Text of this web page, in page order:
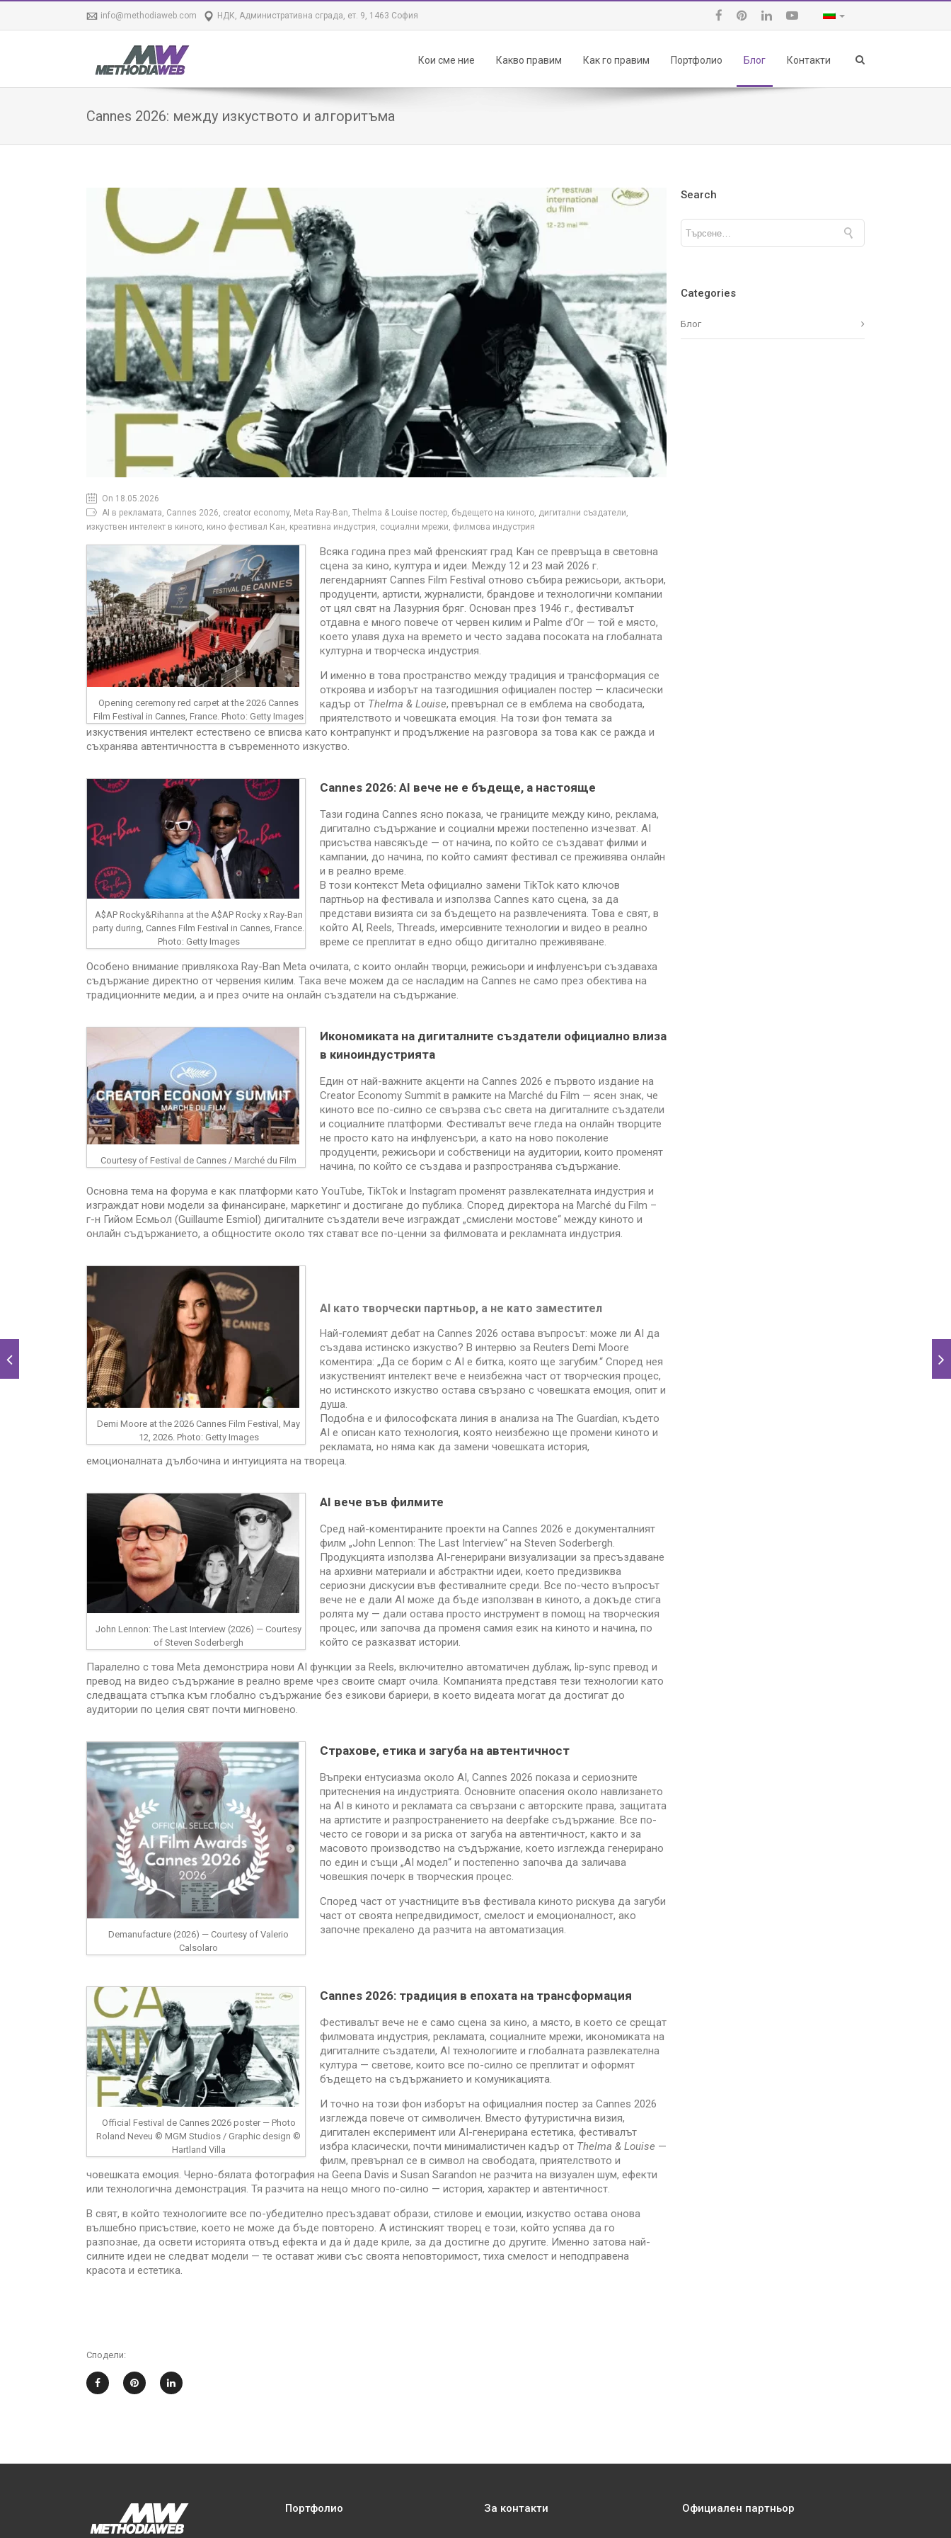
info@methodiaweb.com НДК, Административна сграда, ет. 9, 1463 София
Кои сме ние Какво правим Как го правим Портфолио Блог Контакти
Cannes 2026: между изкуството и алгоритъма
On 18.05.2026
AI в рекламата, Cannes 2026, creator economy, Meta Ray-Ban, Thelma & Louise постер, бъдещето на киното, дигитални създатели,
изкуствен интелект в киното, кино фестивал Кан, креативна индустрия, социални мрежи, филмова индустрия
Opening ceremony red carpet at the 2026 Cannes
Film Festival in Cannes, France. Photo: Getty Images
Всяка година през май френският град Кан се превръща в световна
сцена за кино, култура и идеи. Между 12 и 23 май 2026 г.
легендарният Cannes Film Festival отново събира режисьори, актьори,
продуценти, артисти, журналисти, брандове и технологични компании
от цял свят на Лазурния бряг. Основан през 1946 г., фестивалът
отдавна е много повече от червен килим и Palme d’Or — той е място,
което улавя духа на времето и често задава посоката на глобалната
културна и творческа индустрия.
И именно в това пространство между традиция и трансформация се
откроява и изборът на тазгодишния официален постер — класически
кадър от Thelma & Louise, превърнал се в емблема на свободата,
приятелството и човешката емоция. На този фон темата за
изкуствения интелект естествено се вписва като контрапункт и продължение на разговора за това как се ражда и
съхранява автентичността в съвременното изкуство.
A$AP Rocky&Rihanna at the A$AP Rocky x Ray-Ban
party during, Cannes Film Festival in Cannes, France.
Photo: Getty Images
Cannes 2026: AI вече не е бъдеще, а настояще
Тази година Cannes ясно показа, че границите между кино, реклама,
дигитално съдържание и социални мрежи постепенно изчезват. AI
присъства навсякъде — от начина, по който се създават филми и
кампании, до начина, по който самият фестивал се преживява онлайн
и в реално време.
В този контекст Meta официално замени TikTok като ключов
партньор на фестивала и използва Cannes като сцена, за да
представи визията си за бъдещето на развлеченията. Това е свят, в
който AI, Reels, Threads, имерсивните технологии и видео в реално
време се преплитат в едно общо дигитално преживяване.
Особено внимание привлякоха Ray-Ban Meta очилата, с които онлайн творци, режисьори и инфлуенсъри създаваха
съдържание директно от червения килим. Така вече можем да се насладим на Cannes не само през обектива на
традиционните медии, а и през очите на онлайн създатели на съдържание.
Courtesy of Festival de Cannes / Marché du Film
Икономиката на дигиталните създатели официално влиза
в киноиндустрията
Един от най-важните акценти на Cannes 2026 е първото издание на
Creator Economy Summit в рамките на Marché du Film — ясен знак, че
киното все по-силно се свързва със света на дигиталните създатели
и социалните платформи. Фестивалът вече гледа на онлайн творците
не просто като на инфлуенсъри, а като на ново поколение
продуценти, режисьори и собственици на аудитории, които променят
начина, по който се създава и разпространява съдържание.
Основна тема на форума е как платформи като YouTube, TikTok и Instagram променят развлекателната индустрия и
изграждат нови модели за финансиране, маркетинг и достигане до публика. Според директора на Marché du Film –
г-н Гийом Есмьол (Guillaume Esmiol) дигиталните създатели вече изграждат „смислени мостове“ между киното и
онлайн съдържанието, а общностите около тях стават все по-ценни за филмовата и рекламната индустрия.
Demi Moore at the 2026 Cannes Film Festival, May
12, 2026. Photo: Getty Images
AI като творчески партньор, а не като заместител
Най-големият дебат на Cannes 2026 остава въпросът: може ли AI да
създава истинско изкуство? В интервю за Reuters Demi Moore
коментира: „Да се борим с AI е битка, която ще загубим.“ Според нея
изкуственият интелект вече е неизбежна част от творческия процес,
но истинското изкуство остава свързано с човешката емоция, опит и
душа.
Подобна е и философската линия в анализа на The Guardian, където
AI е описан като технология, която неизбежно ще промени киното и
рекламата, но няма как да замени човешката история,
емоционалната дълбочина и интуицията на твореца.
John Lennon: The Last Interview (2026) — Courtesy
of Steven Soderbergh
AI вече във филмите
Сред най-коментираните проекти на Cannes 2026 е документалният
филм „John Lennon: The Last Interview“ на Steven Soderbergh.
Продукцията използва AI-генерирани визуализации за пресъздаване
на архивни материали и абстрактни идеи, което предизвиква
сериозни дискусии във фестивалните среди. Все по-често въпросът
вече не е дали AI може да бъде използван в киното, а докъде стига
ролята му — дали остава просто инструмент в помощ на творческия
процес, или започва да променя самия език на киното и начина, по
който се разказват истории.
Паралелно с това Meta демонстрира нови AI функции за Reels, включително автоматичен дублаж, lip-sync превод и
превод на видео съдържание в реално време чрез своите смарт очила. Компанията представя тези технологии като
следващата стъпка към глобално съдържание без езикови бариери, в което видеата могат да достигат до
аудитории по целия свят почти мигновено.
Demanufacture (2026) — Courtesy of Valerio
Calsolaro
Страхове, етика и загуба на автентичност
Въпреки ентусиазма около AI, Cannes 2026 показа и сериозните
притеснения на индустрията. Основните опасения около навлизането
на AI в киното и рекламата са свързани с авторските права, защитата
на артистите и разпространението на deepfake съдържание. Все по-
често се говори и за риска от загуба на автентичност, както и за
масовото производство на съдържание, което изглежда генерирано
по един и същи „AI модел“ и постепенно започва да заличава
човешкия почерк в творческия процес.
Според част от участниците във фестивала киното рискува да загуби
част от своята непредвидимост, смелост и емоционалност, ако
започне прекалено да разчита на автоматизация.
Official Festival de Cannes 2026 poster — Photo
Roland Neveu © MGM Studios / Graphic design ©
Hartland Villa
Cannes 2026: традиция в епохата на трансформация
Фестивалът вече не е само сцена за кино, а място, в което се срещат
филмовата индустрия, рекламата, социалните мрежи, икономиката на
дигиталните създатели, AI технологиите и глобалната развлекателна
култура — светове, които все по-силно се преплитат и оформят
бъдещето на съдържанието и комуникацията.
И точно на този фон изборът на официалния постер за Cannes 2026
изглежда повече от символичен. Вместо футуристична визия,
дигитален експеримент или AI-генерирана естетика, фестивалът
избра класически, почти минималистичен кадър от Thelma & Louise —
филм, превърнал се в символ на свободата, приятелството и
човешката емоция. Черно-бялата фотография на Geena Davis и Susan Sarandon не разчита на визуален шум, ефекти
или технологична демонстрация. Тя разчита на нещо много по-силно — история, характер и автентичност.
В свят, в който технологиите все по-убедително пресъздават образи, стилове и емоции, изкуство остава онова
вълшебно присъствие, което не може да бъде повторено. А истинският творец е този, който успява да го
разпознае, да освети историята отвъд ефекта и да ѝ даде криле, за да достигне до другите. Именно затова най-
силните идеи не следват модели — те остават живи със своята неповторимост, тиха смелост и неподправена
красота и естетика.
Сподели:
Search
Categories
Блог
Портфолио За контакти Официален партньор